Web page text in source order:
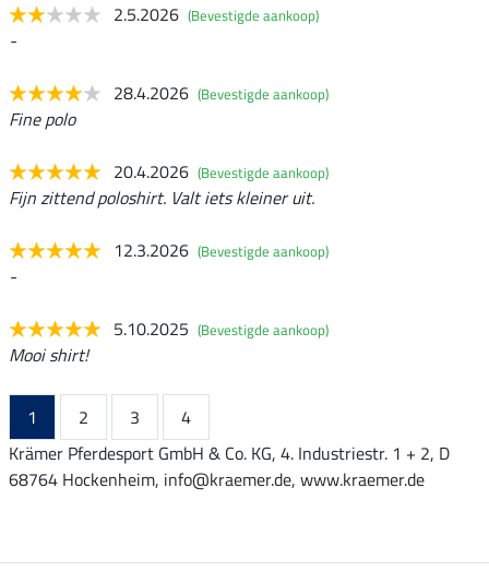
2.5.2026 (Bevestigde aankoop)
-
28.4.2026 (Bevestigde aankoop)
Fine polo
20.4.2026 (Bevestigde aankoop)
Fijn zittend poloshirt. Valt iets kleiner uit.
12.3.2026 (Bevestigde aankoop)
-
5.10.2025 (Bevestigde aankoop)
Mooi shirt!
1 2 3
4
Krämer Pferdesport GmbH & Co. KG, 4. Industriestr. 1 + 2, D
68764 Hockenheim, info@kraemer.de, www.kraemer.de